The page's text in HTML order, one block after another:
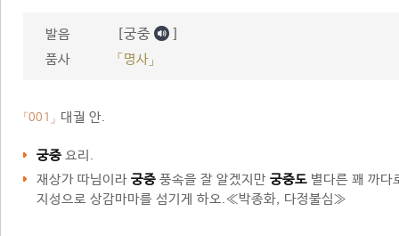
발음 [궁중 ]
품사 「명사」
「001」 대궐 안.
궁중 요리.
재상가 따님이라 궁중 풍속을 잘 알겠지만 궁중도 별다른 꽤 까다
지성으로 상감마마를 섬기게 하오.≪박종화, 다정불심≫